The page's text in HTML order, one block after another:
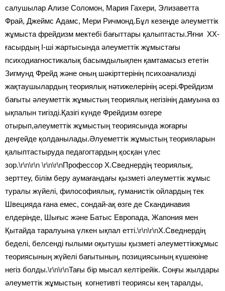
салушылар Ализе Соломон, Мария Гахери, Элизаветта
Фрай, Джеймс Адамс, Мери Ричмонд.Бұл кезеңде әлеуметтік
жұмыста фрейдизм мектебі бағыттары қалыптасты.Яғни ХХ-
ғасырдың I-ші жартысында әлеуметтік жұмыстағы
психодиагностикалық басымдылықпен қамтамасыз ететін
Зигмунд Фрейд және оның шәкірттерінің психоанализді
жақтаушылардың теориялық нәтижелерінің әсері.Фрейдизм
бағыты әлеуметтік жұмыстың теориялық негізінің дамуына өз
ықпалын тигізді.Қазігі күнде Фрейдизм өзгере
отырып,әлеуметтік жұмыстың теориясында жоғарғы
деңгейде қолданылады.Әлуеметтік жұмыстың теорияларын
қалыптастыруда педагогтардың қосқан үлес
зор.\r\n\r\n \r\n\r\nПрофессор Х.Сведнердің теориялық,
зерттеу, білім беру аумағандағы қызметі әлеуметтік жұмыс
туралы жүйелі, философиялық, гуманистік ойлардың тек
Швецияда ғана емес, сондай-ақ өзге де Скандинавия
елдерінде, Шығыс және Батыс Европада, Жапония мен
Қытайда таралуына үлкен ықпал етті.\r\n\r\nХ.Сведнердің
беделі, белсенді ғылыми оқытушы қызметі әлеуметтікжұмыс
теориясының жүйелі бағытының, позициясының күшеюіне
негіз болды.\r\n\r\nТағы бір мысал келтірейік. Соңғы жылдары
әлеуметтік жұмыстың когнетивті теориясы кең таралды,